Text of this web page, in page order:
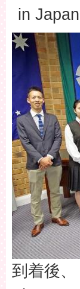
in
到着後